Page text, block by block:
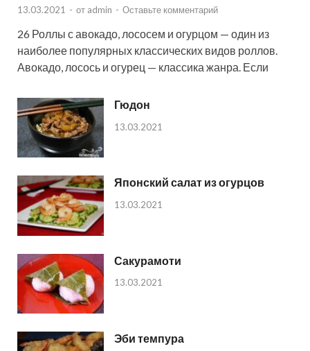
13.03.2021 - от admin - Оставьте комментарий
26 Роллы с авокадо, лососем и огурцом — один из
наиболее популярных классических видов роллов.
Авокадо, лосось и огурец — классика жанра. Если
Гюдон
13.03.2021
Японский салат из огурцов
13.03.2021
Сакурамоти
13.03.2021
Эби темпура